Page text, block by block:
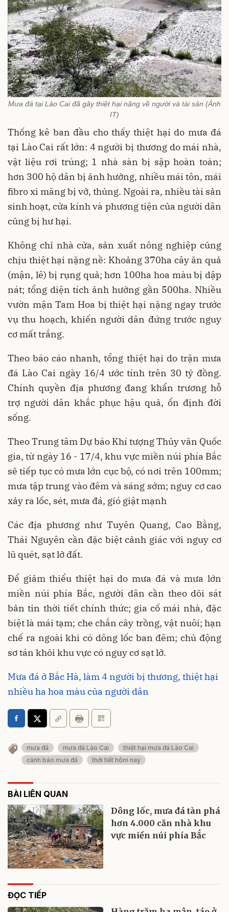
Mưa đá tại Lào Cai đã gây thiệt hại nặng về người và tài sản (Ảnh
IT)
Thống kê ban đầu cho thấy thiệt hại do mưa đá
tại Lào Cai rất lớn: 4 người bị thương do mái nhà,
vật liệu rơi trúng; 1 nhà sàn bị sập hoàn toàn;
hơn 300 hộ dân bị ảnh hưởng, nhiều mái tôn, mái
fibro xi măng bị vỡ, thủng. Ngoài ra, nhiều tài sản
sinh hoạt, cửa kính và phương tiện của người dân
cũng bị hư hại.
Không chỉ nhà cửa, sản xuất nông nghiệp cũng
chịu thiệt hại nặng nề: Khoảng 370ha cây ăn quả
(mận, lê) bị rụng quả; hơn 100ha hoa màu bị dập
nát; tổng diện tích ảnh hưởng gần 500ha. Nhiều
vườn mận Tam Hoa bị thiệt hại nặng ngay trước
vụ thu hoạch, khiến người dân đứng trước nguy
cơ mất trắng.
Theo báo cáo nhanh, tổng thiệt hại do trận mưa
đá Lào Cai ngày 16/4 ước tính trên 30 tỷ đồng.
Chính quyền địa phương đang khẩn trương hỗ
trợ người dân khắc phục hậu quả, ổn định đời
sống.
Theo Trung tâm Dự báo Khí tượng Thủy văn Quốc
gia, từ ngày 16 - 17/4, khu vực miền núi phía Bắc
sẽ tiếp tục có mưa lớn cục bộ, có nơi trên 100mm;
mưa tập trung vào đêm và sáng sớm; nguy cơ cao
xảy ra lốc, sét, mưa đá, gió giật mạnh
Các địa phương như Tuyên Quang, Cao Bằng,
Thái Nguyên cần đặc biệt cảnh giác với nguy cơ
lũ quét, sạt lở đất.
Để giảm thiểu thiệt hại do mưa đá và mưa lớn
miền núi phía Bắc, người dân cần theo dõi sát
bản tin thời tiết chính thức; gia cố mái nhà, đặc
biệt là mái tạm; che chắn cây trồng, vật nuôi; hạn
chế ra ngoài khi có dông lốc ban đêm; chủ động
sơ tán khỏi khu vực có nguy cơ sạt lở.
Mưa đá ở Bắc Hà, làm 4 người bị thương, thiệt hại
nhiều ha hoa màu của người dân
mưa đá mưa đá Lào Cai
thiệt hại mưa đá Lào Cai
cảnh báo mưa đá
thời tiết hôm nay
BÀI LIÊN QUAN
Dông lốc, mưa đá tàn phá
hơn 4.000 căn nhà khu
vực miền núi phía Bắc
ĐỌC TIẾP